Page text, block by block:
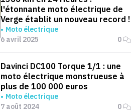
l'étonnante moto électrique de
Verge établit un nouveau record !
Moto électrique
6 avril 2025
0
Davinci DC100 Torque 1/1 : une
moto électrique monstrueuse à
plus de 100 000 euros
Moto électrique
7 août 2024
0